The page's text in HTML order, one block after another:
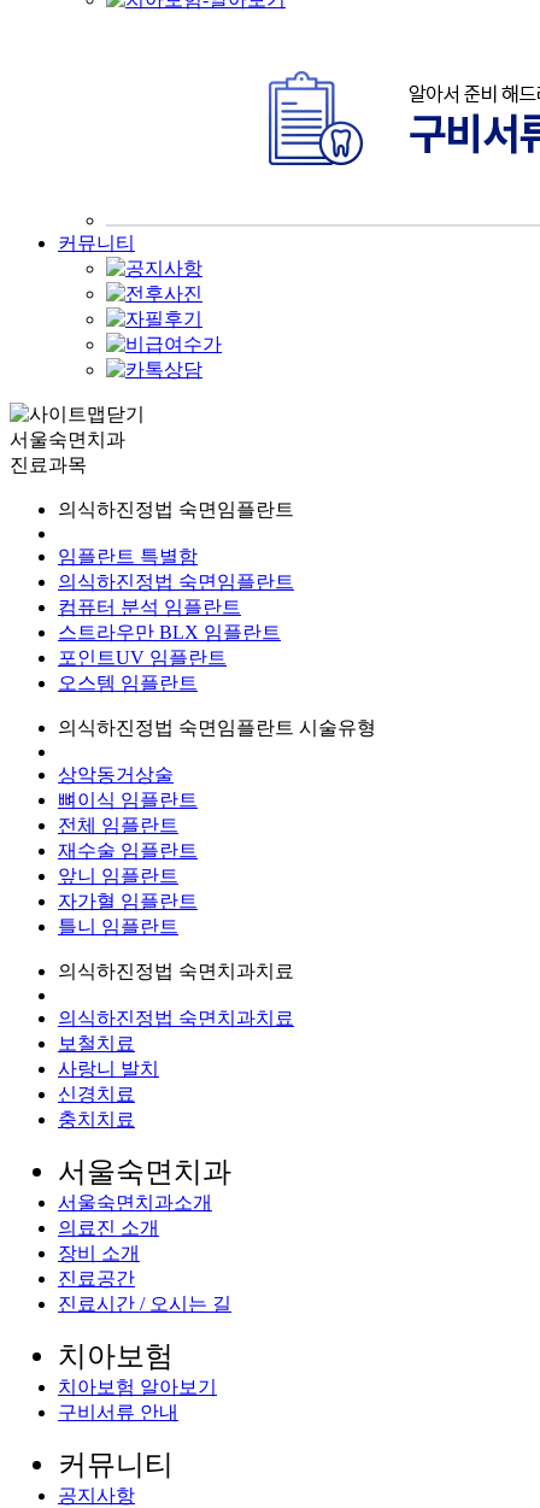
커뮤니티
서울숙면치과
진료과목
의식하진정법 숙면임플란트
임플란트 특별함
의식하진정법 숙면임플란트
컴퓨터 분석 임플란트
스트라우만 BLX 임플란트
포인트UV 임플란트
오스템 임플란트
의식하진정법 숙면임플란트 시술유형
상악동거상술
뼈이식 임플란트
전체 임플란트
재수술 임플란트
앞니 임플란트
자가혈 임플란트
틀니 임플란트
의식하진정법 숙면치과치료
의식하진정법 숙면치과치료
보철치료
사랑니 발치
신경치료
충치치료
서울숙면치과
서울숙면치과소개
의료진 소개
장비 소개
진료공간
진료시간 / 오시는 길
치아보험
치아보험 알아보기
구비서류 안내
커뮤니티
공지사항